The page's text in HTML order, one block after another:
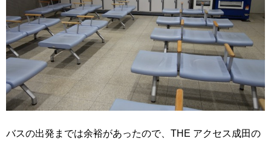
バスの出発までは余裕があったので、THE アクセス成田の